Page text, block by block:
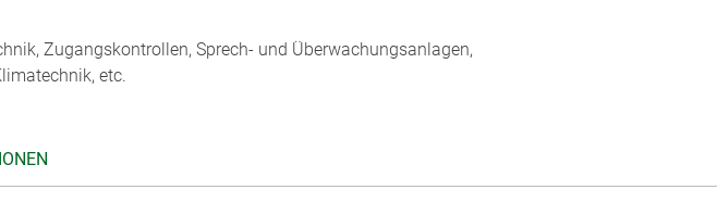
Zugangskontrollen, Sprech- und Überwachungsanlagen,
etc.